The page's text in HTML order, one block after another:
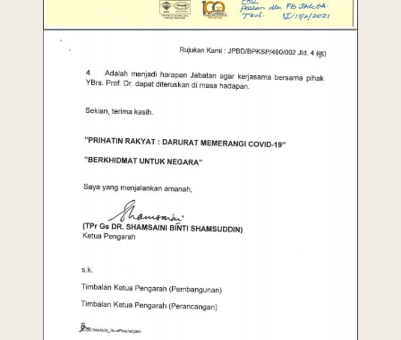
2022 © Jabatan
Kemajuan Orang
Asli (JAKOA)
Keselamatan|
|Peta
Last Updated : 18
/ 03 / 2021 12:00